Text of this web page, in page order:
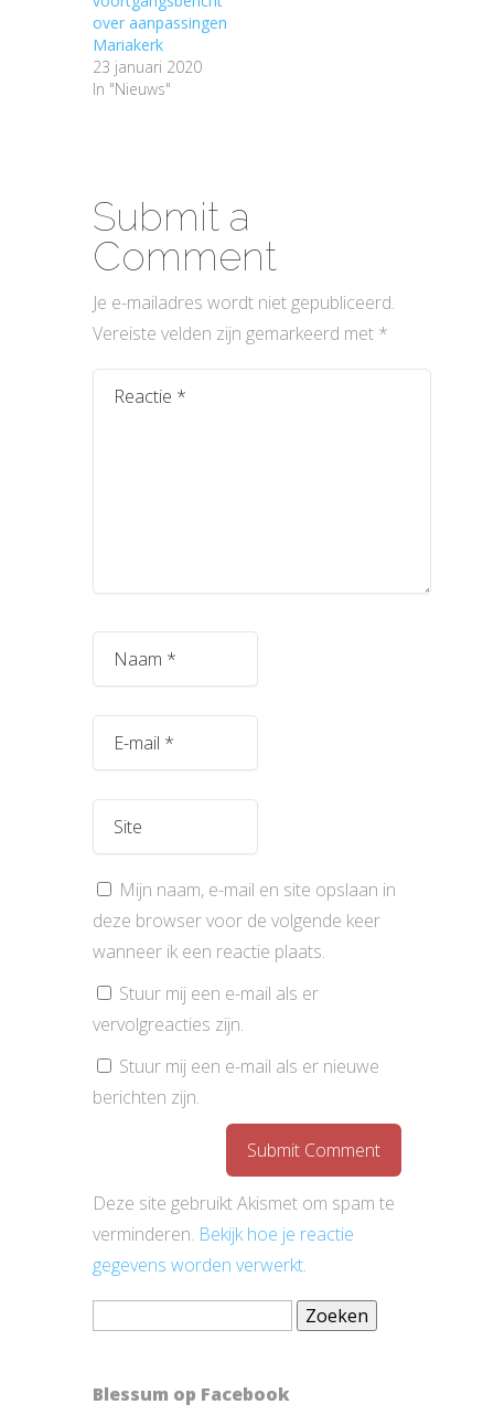
over aanpassingen
Mariakerk
23 januari 2020
In "Nieuws"
Submit a
Comment
Je e-mailadres wordt niet gepubliceerd.
Vereiste velden zijn gemarkeerd met *
Mijn naam, e-mail en site opslaan in
deze browser voor de volgende keer
wanneer ik een reactie plaats.
Stuur mij een e-mail als er
vervolgreacties zijn.
Stuur mij een e-mail als er nieuwe
berichten zijn.
Deze site gebruikt Akismet om spam te
verminderen. Bekijk hoe je reactie
gegevens worden verwerkt.
Zoeken
Blessum op Facebook